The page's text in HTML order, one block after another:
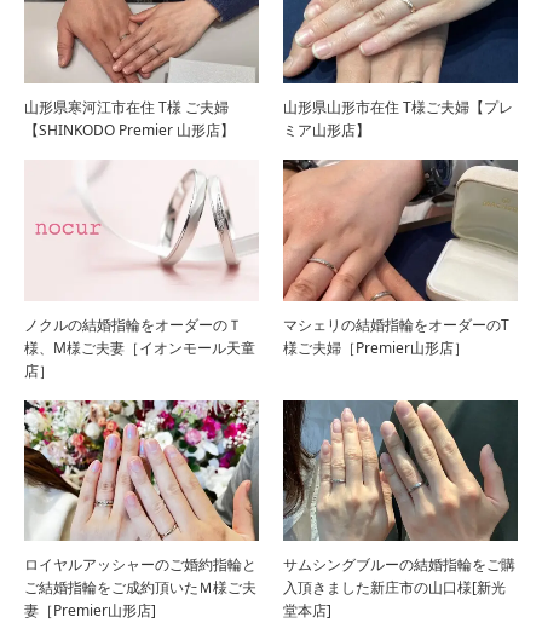
山形県寒河江市在住 T様 ご夫婦
【SHINKODO Premier 山形店】
山形県山形市在住 T様ご夫婦【プレ
ミア山形店】
ノクルの結婚指輪をオーダーのＴ
様、M様ご夫妻［イオンモール天童
店］
マシェリの結婚指輪をオーダーのT
様ご夫婦［Premier山形店］
ロイヤルアッシャーのご婚約指輪と
ご結婚指輪をご成約頂いたＭ様ご夫
妻［Premier山形店]
サムシングブルーの結婚指輪をご購
入頂きました新庄市の山口様[新光
堂本店]